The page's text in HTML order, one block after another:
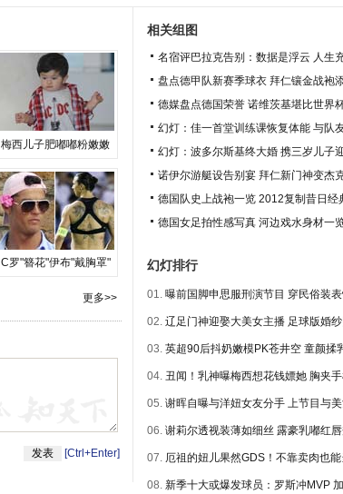
梅西儿子肥嘟嘟粉嫩嫩
C罗"簪花"伊布"戴胸罩"
更多>>
[Ctrl+Enter]
相关组图
名宿评巴拉克告别：数据是浮云 人生
盘点德甲队新赛季球衣 拜仁镶金战袍
德媒盘点德国荣誉 诺维茨基堪比世界
幻灯：佳一首堂训练课恢复体能 与队
幻灯：波多尔斯基终大婚 携三岁儿子
诺伊尔游艇设告别宴 拜仁新门神变杰
德国队史上战袍一览 2012复制昔日经
德国女足拍性感写真 河边戏水身材一
幻灯排行
01. 曝前国脚申思服刑演节目 穿民俗装
02. 辽足门神迎娶大美女主播 足球版婚
03. 英超90后抖奶嫩模PK苍井空 童颜揉
04. 丑闻！乳神曝梅西想花钱嫖她 胸夹
05. 谢晖自曝与洋妞女友分手 上节目与
06. 谢莉尔透视装薄如细丝 露豪乳嘟红
07. 厄祖的妞儿果然GDS！不靠卖肉也
08. 新季十大或爆发球员：罗斯冲MVP